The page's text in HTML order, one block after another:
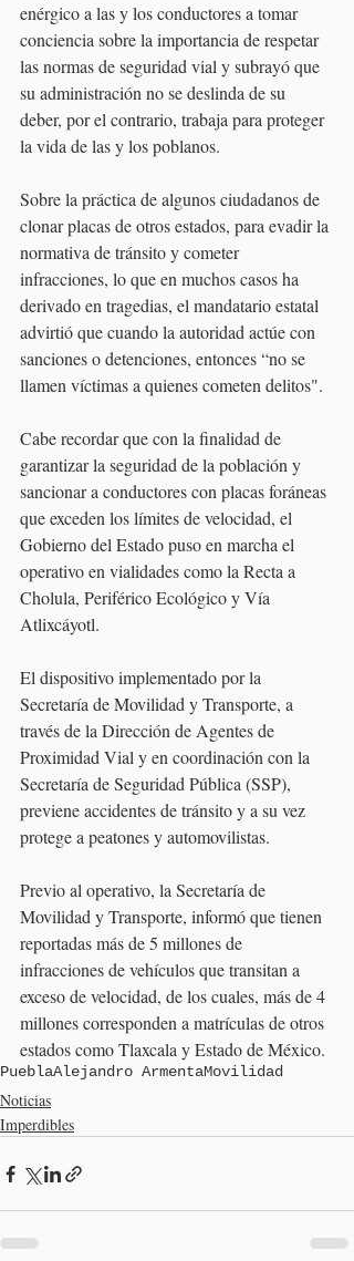
enérgico a las y los conductores a tomar
conciencia sobre la importancia de respetar
las normas de seguridad vial y subrayó que
su administración no se deslinda de su
deber, por el contrario, trabaja para proteger
la vida de las y los poblanos.
Sobre la práctica de algunos ciudadanos de
clonar placas de otros estados, para evadir la
normativa de tránsito y cometer
infracciones, lo que en muchos casos ha
derivado en tragedias, el mandatario estatal
advirtió que cuando la autoridad actúe con
sanciones o detenciones, entonces “no se
llamen víctimas a quienes cometen delitos".
Cabe recordar que con la finalidad de
garantizar la seguridad de la población y
sancionar a conductores con placas foráneas
que exceden los límites de velocidad, el
Gobierno del Estado puso en marcha el
operativo en vialidades como la Recta a
Cholula, Periférico Ecológico y Vía
Atlixcáyotl.
El dispositivo implementado por la
Secretaría de Movilidad y Transporte, a
través de la Dirección de Agentes de
Proximidad Vial y en coordinación con la
Secretaría de Seguridad Pública (SSP),
previene accidentes de tránsito y a su vez
protege a peatones y automovilistas.
Previo al operativo, la Secretaría de
Movilidad y Transporte, informó que tienen
reportadas más de 5 millones de
infracciones de vehículos que transitan a
exceso de velocidad, de los cuales, más de 4
millones corresponden a matrículas de otros
estados como Tlaxcala y Estado de México.
PueblaAlejandro ArmentaMovilidad
Noticias
Imperdibles